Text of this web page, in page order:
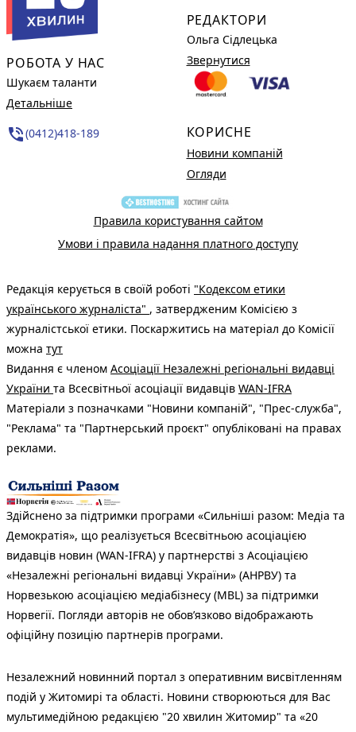
РОБОТА У НАС
Шукаєм таланти
Детальніше
phone_in_talk(0412)418-189
РЕДАКТОРИ
Ольга Сідлецька
Звернутися
КОРИСНЕ
Новини компаній
Огляди
Правила користування сайтом
Умови і правила надання платного доступу
Редакція керується в своїй роботі "Кодексом етики
українського журналіста" , затвердженим Комісією з
журналістської етики. Поскаржитись на матеріал до Комісії
можна тут
Видання є членом Асоціації Незалежні регіональні видавці
України та Всесвітньої асоціації видавців WAN-IFRA
Матеріали з позначками "Новини компаній", "Прес-служба",
"Реклама" та "Партнерський проєкт" опубліковані на правах
реклами.
Здійснено за підтримки програми «Сильніші разом: Медіа та
Демократія», що реалізується Всесвітньою асоціацією
видавців новин (WAN-IFRA) у партнерстві з Асоціацією
«Незалежні регіональні видавці України» (АНРВУ) та
Норвезькою асоціацією медіабізнесу (MBL) за підтримки
Норвегії. Погляди авторів не обов’язково відображають
офіційну позицію партнерів програми.
Незалежний новинний портал з оперативним висвітленням
подій у Житомирі та області. Новини створюються для Вас
мультимедійною редакцією "20 хвилин Житомир" та «20